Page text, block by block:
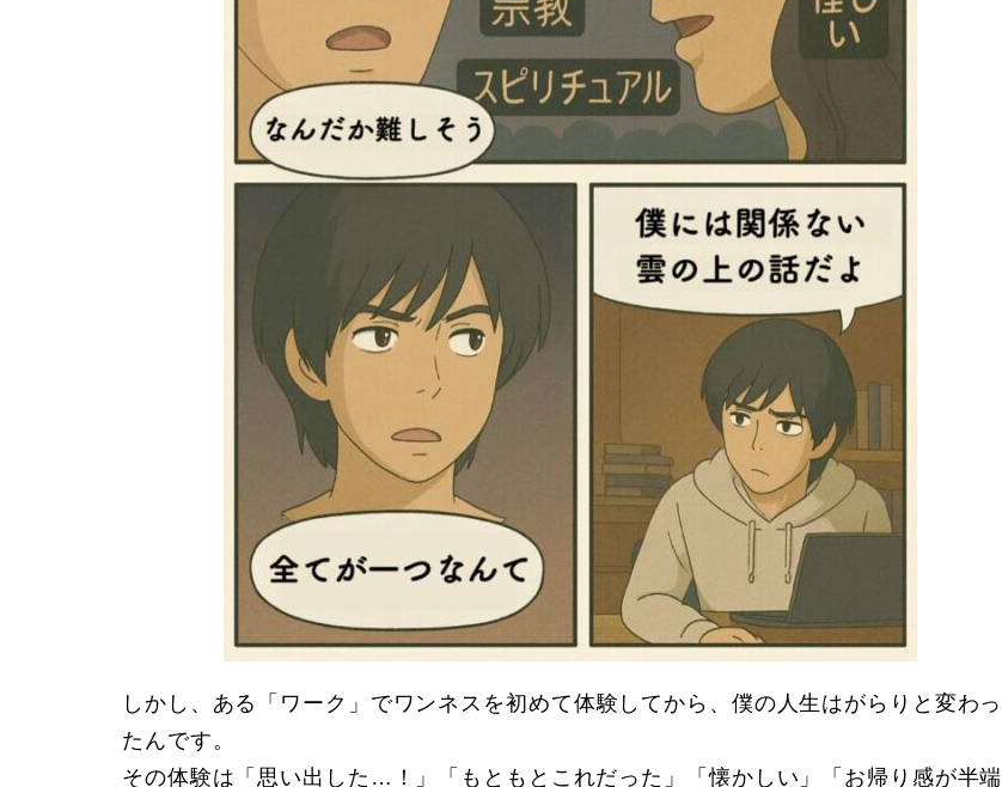
しかし、 ある「ワーク」 でワンネスを初めて体験 してから、僕の人生はがらりと変わっ
たんです。
その体験は「思い出した…！」「もともとこれだった」「懐かしい」「お帰り感が半端